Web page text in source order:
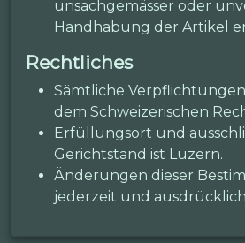
unsachgemässer oder
Handhabung der Artikel
Rechtliches
Sämtliche
dem Schweizerischen
Erfüllungsort und
Gerichtstand ist Luzern.
Änderungen dieser
jederzeit und